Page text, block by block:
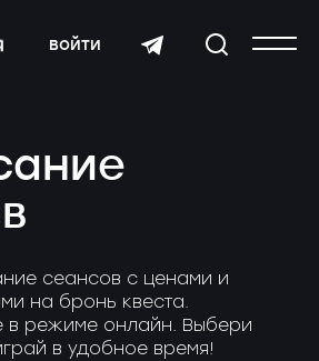
войти
сеансов с ценами и
на бронь квеста.
в режиме онлайн. Выбери
в удобное время!